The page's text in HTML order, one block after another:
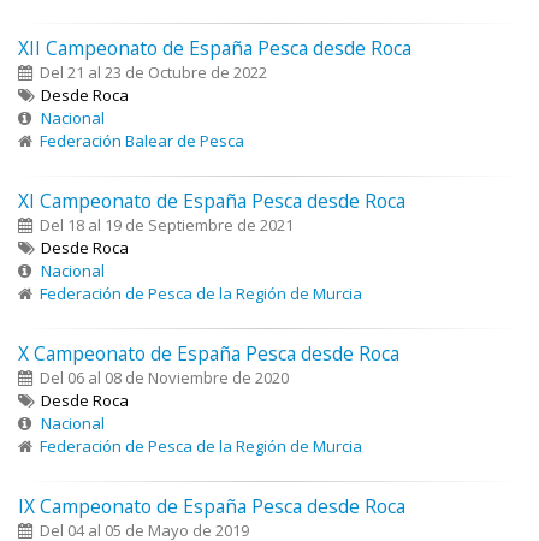
XII Campeonato de España Pesca desde Roca
Del 21 al 23 de Octubre de 2022
Desde Roca
Nacional
Federación Balear de Pesca
XI Campeonato de España Pesca desde Roca
Del 18 al 19 de Septiembre de 2021
Desde Roca
Nacional
Federación de Pesca de la Región de Murcia
X Campeonato de España Pesca desde Roca
Del 06 al 08 de Noviembre de 2020
Desde Roca
Nacional
Federación de Pesca de la Región de Murcia
IX Campeonato de España Pesca desde Roca
Del 04 al 05 de Mayo de 2019